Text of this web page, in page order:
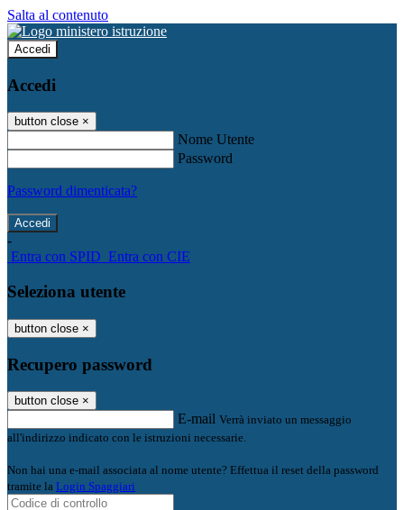
Salta al contenuto
Accedi
Accedi
button close ×
Nome Utente
Password
Password dimenticata?
-
Entra con SPID Entra con CIE
Seleziona utente
button close ×
Recupero password
button close ×
E-mail Verrà inviato un messaggio
all'indirizzo indicato con le istruzioni necessarie.
Non hai una e-mail associata al nome utente? Effettua il reset della password
tramite la Login Spaggiari